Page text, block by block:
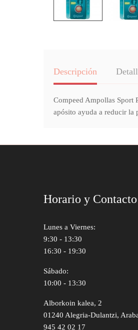
Descripción
Compeed Ampollas Sport
apósito ayuda a reducir la
Horario y Contacto
Lunes a Viernes:
9:30 - 13:30
16:30 - 19:30
Sábado:
10:00 - 13:30
Alborkoin kalea, 2
01240 Alegria-Dulantzi,
945 42 02 17